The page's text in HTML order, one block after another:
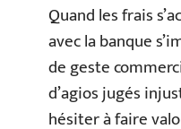
Quand les frais
avec la banque
de geste
d’agios jugés
hésiter à faire